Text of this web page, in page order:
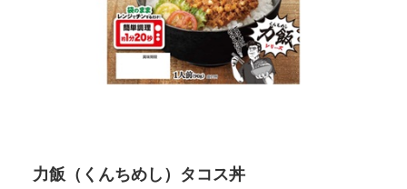
力飯（くんちめし）タコス丼